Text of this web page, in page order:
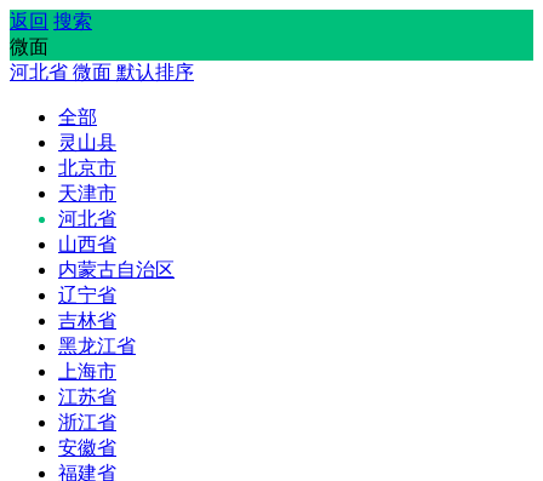
返回 搜索
微面
河北省 微面 默认排序
全部
灵山县
北京市
天津市
河北省
山西省
内蒙古自治区
辽宁省
吉林省
黑龙江省
上海市
江苏省
浙江省
安徽省
福建省